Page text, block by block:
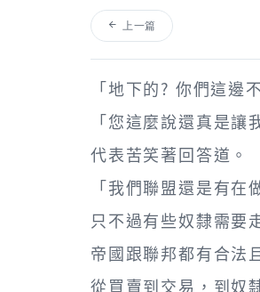
上一篇
「地下的? 你們這邊
「您這麼說還真是讓
代表苦笑著回答道。
「我們聯盟還是有在
只不過有些奴隸需要
帝國跟聯邦都有合法
從買賣到交易，到奴